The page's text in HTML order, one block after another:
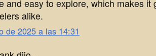
and easy to explore, which makes it
alike.
de 2025 a las 14:31